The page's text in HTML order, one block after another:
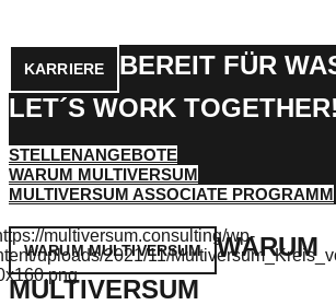
KARRIERE
BEREIT FÜR
LET´S WORK TOGETHER!
STELLENANGEBOTE
WARUM MULTIVERSUM
MULTIVERSUM ASSOCIATE PROGRAMM
WARUM MULTIVERSUM
WARUM
MULTIVERSUM